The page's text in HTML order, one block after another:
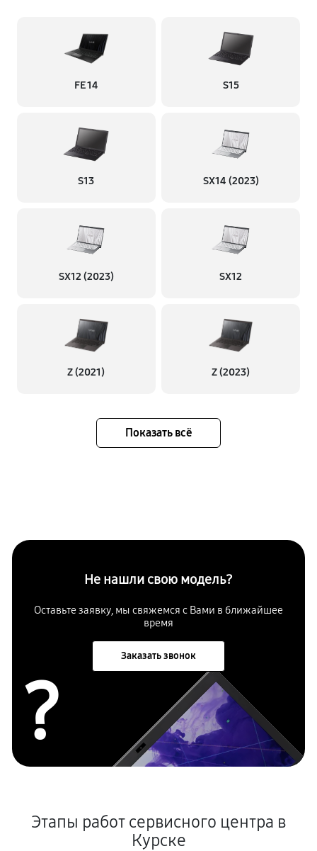
FE 14 S15
S13 SX14 (2023)
SX12 (2023) SX12
Z (2021) Z (2023)
Показать всё
Не нашли свою модель?
Оставьте заявку, мы свяжемся с Вами в ближайшее
время
Заказать звонок
?
Этапы работ сервисного центра в
Курске